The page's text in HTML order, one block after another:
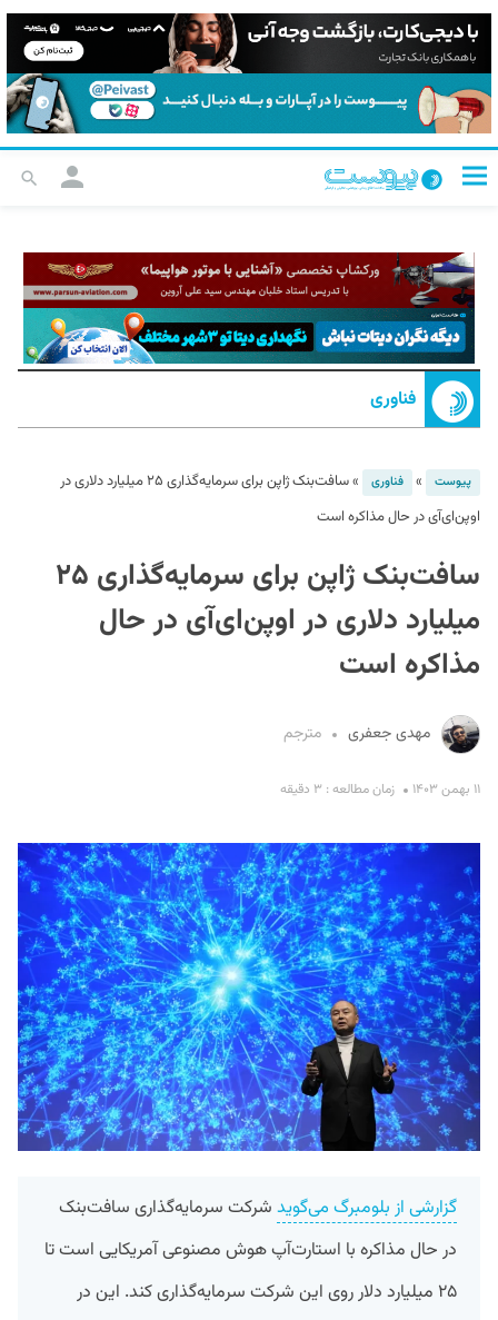
فناوری
پیوست » فناوری »
سافت‌بنک ژاپن برای سرمایه‌گذاری ۲۵ میلیارد دلاری در
اوپن‌ای‌آی در حال مذاکره است
سافت‌بنک ژاپن برای سرمایه‌گذاری ۲۵
میلیارد دلاری در اوپن‌ای‌آی در حال
مذاکره است
مهدی جعفری مترجم
۱۱ بهمن ۱۴۰۳ زمان مطالعه : ۳ دقیقه
گزارشی از بلومبرگ می‌گوید شرکت سرمایه‌گذاری سافت‌بنک
در حال مذاکره با استارت‌آپ هوش مصنوعی آمریکایی است تا
۲۵ میلیارد دلار روی این شرکت سرمایه‌گذاری کند. این در